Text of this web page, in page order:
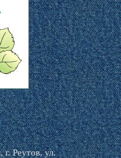
Реутов, ул.